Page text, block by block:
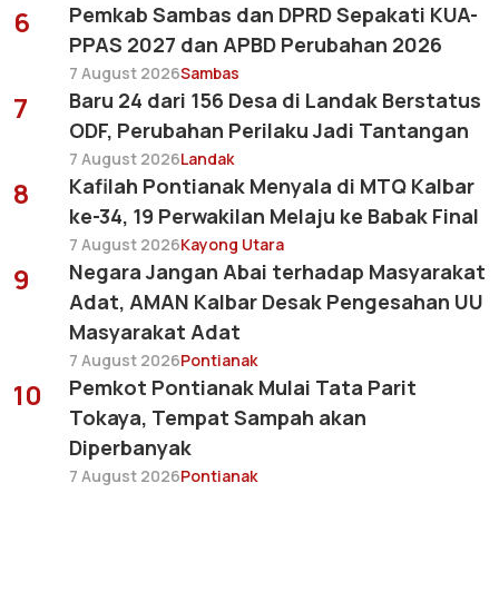
6
Pemkab Sambas dan DPRD Sepakati KUA-
PPAS 2027 dan APBD Perubahan 2026
7 August 2026Sambas
7
Baru 24 dari 156 Desa di Landak Berstatus
ODF, Perubahan Perilaku Jadi Tantangan
7 August 2026Landak
8
Kafilah Pontianak Menyala di MTQ Kalbar
ke-34, 19 Perwakilan Melaju ke Babak Final
7 August 2026Kayong Utara
9
Negara Jangan Abai terhadap Masyarakat
Adat, AMAN Kalbar Desak Pengesahan UU
Masyarakat Adat
7 August 2026Pontianak
10
Pemkot Pontianak Mulai Tata Parit
Tokaya, Tempat Sampah akan
Diperbanyak
7 August 2026Pontianak